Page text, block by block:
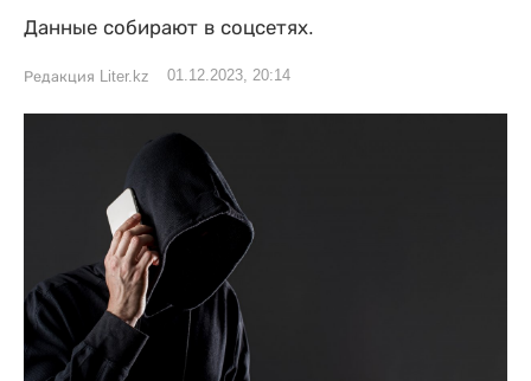
Данные собирают в соцсетях.
Редакция Liter.kz 01.12.2023, 20:14